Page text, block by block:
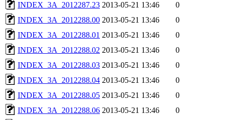
INDEX_3A_2012287.23 2013-05-21 13:46
0
INDEX_3A_2012288.00 2013-05-21 13:46
0
INDEX_3A_2012288.01 2013-05-21 13:46
0
INDEX_3A_2012288.02 2013-05-21 13:46
0
INDEX_3A_2012288.03 2013-05-21 13:46
0
INDEX_3A_2012288.04 2013-05-21 13:46
0
INDEX_3A_2012288.05 2013-05-21 13:46
0
INDEX_3A_2012288.06 2013-05-21 13:46
0